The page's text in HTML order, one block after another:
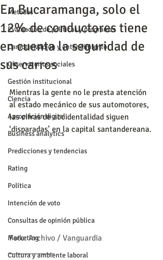
Metodos
Evaluación de políticas y programas
Caracterización y entendimiento
Observatorios sociales
Gestión institucional
Ciencia
Apropiación digital
Business analytics
Predicciones y tendencias
Rating
Política
Intención de voto
Consultas de opinión pública
Marketing
Cultura y ambiente laboral
En Bucaramanga, solo el
12% de conductores tiene
en cuenta la seguridad de
sus carros
Mientras la gente no le presta atención
al estado mecánico de sus automotores,
las cifras de accidentalidad siguen
‘disparadas’ en la capital santandereana.
Foto: Archivo / Vanguardia
___________